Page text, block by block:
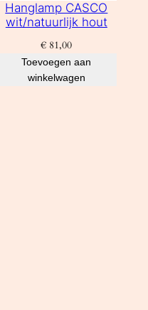
Hanglamp CASCO
wit/natuurlijk hout
€ 81,00
Toevoegen aan
winkelwagen